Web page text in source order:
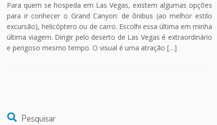
Para quem se hospeda em Las Vegas, existem algumas opções
para ir conhecer o Grand Canyon: de ônibus (ao melhor estilo
excursão), helicóptero ou de carro. Escolhi essa última em minha
última viagem. Dirigir pelo deserto de Las Vegas é extraordinário
e perigoso mesmo tempo. O visual é uma atração […]
Pesquisar